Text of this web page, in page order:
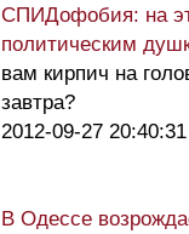
СПИДофобия: на
политическим
вам кирпич на
завтра?
2012-09-27 20:40:31
В Одессе